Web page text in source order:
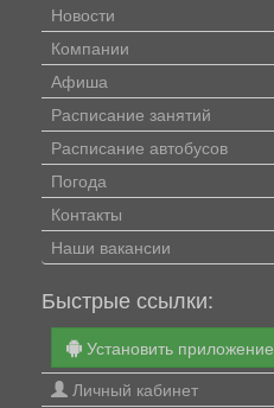
Новости
Компании
Афиша
Расписание занятий
Расписание автобусов
Погода
Контакты
Наши вакансии
Быстрые ссылки:
Установить приложение
Личный кабинет